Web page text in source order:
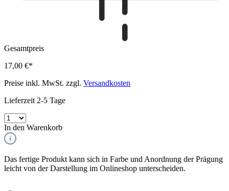
Gesamtpreis
17,00 €*
Preise inkl. MwSt. zzgl. Versandkosten
Lieferzeit 2-5 Tage
In den Warenkorb
Das fertige Produkt kann sich in Farbe und Anordnung der Prägung
leicht von der Darstellung im Onlineshop unterscheiden.